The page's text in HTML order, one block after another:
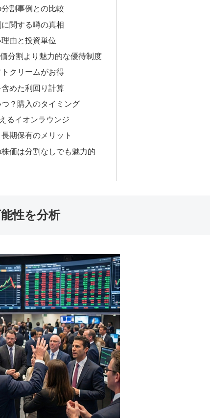
割事例との比較
関する噂の真相
由と投資単位
分割より魅力的な優待制度
クリームがお得
めた利回り計算
？購入のタイミング
るイオンラウンジ
期保有のメリット
価は分割なしでも魅力的
性を分析